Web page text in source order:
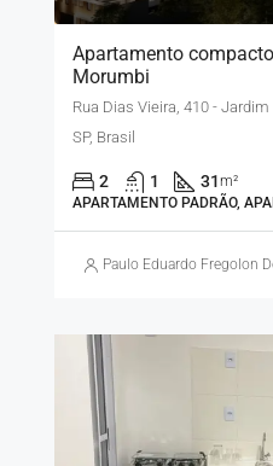
Apartamento
Morumbi
Rua Dias Vieira, 410 -
SP, Brasil
2 1 31m²
APARTAMENTO PADRÃO,
Paulo Eduardo Fregolon